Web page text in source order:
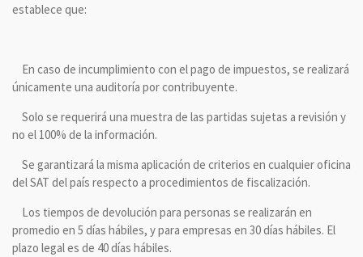
establece que:
En caso de incumplimiento con el pago de impuestos, se realizará
únicamente una auditoría por contribuyente.
Solo se requerirá una muestra de las partidas sujetas a revisión y
no el 100% de la información.
Se garantizará la misma aplicación de criterios en cualquier oficina
del SAT del país respecto a procedimientos de fiscalización.
Los tiempos de devolución para personas se realizarán en
promedio en 5 días hábiles, y para empresas en 30 días hábiles. El
plazo legal es de 40 días hábiles.